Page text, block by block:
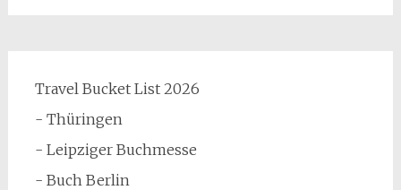
Travel Bucket List 2026
- Thüringen
- Leipziger Buchmesse
- Buch Berlin